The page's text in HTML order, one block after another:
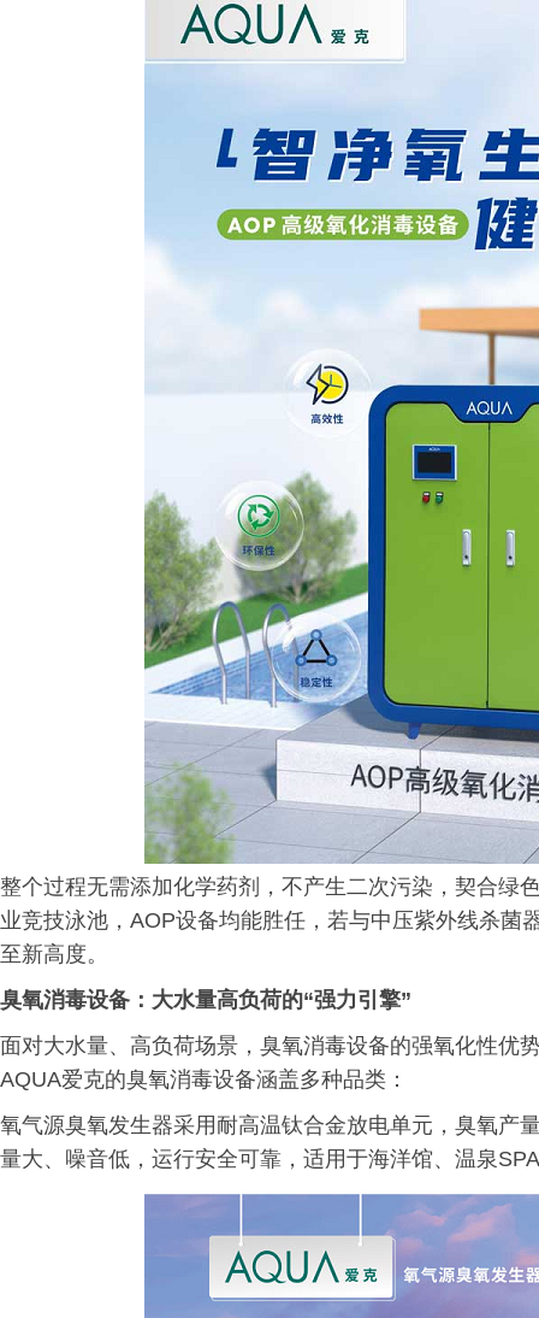
整个过程无需添加化学药剂，不产生二次污染，契合绿
业竞技泳池，AOP设备均能胜任，若与中压紫外线杀菌
至新高度。
臭氧消毒设备：大水量高负荷的“强力引擎”
面对大水量、高负荷场景，臭氧消毒设备的强氧化性优
AQUA爱克的臭氧消毒设备涵盖多种品类：
氧气源臭氧发生器采用耐高温钛合金放电单元，臭氧产
量大、噪音低，运行安全可靠，适用于海洋馆、温泉